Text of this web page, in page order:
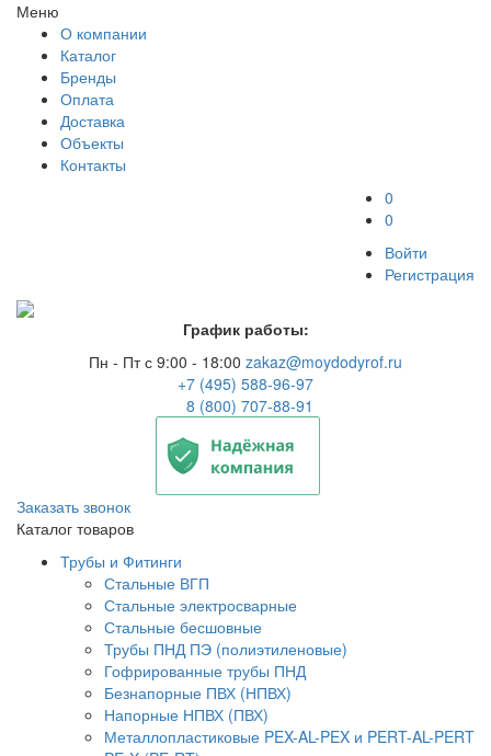
Меню
О компании
Каталог
Бренды
Оплата
Доставка
Объекты
Контакты
0
0
Войти
Регистрация
График работы:
Пн - Пт с 9:00 - 18:00 zakaz@moydodyrof.ru
+7 (495) 588-96-97
8 (800) 707-88-91
Заказать звонок
Каталог товаров
Трубы и Фитинги
Стальные ВГП
Стальные электросварные
Стальные бесшовные
Трубы ПНД ПЭ (полиэтиленовые)
Гофрированные трубы ПНД
Безнапорные ПВХ (НПВХ)
Напорные НПВХ (ПВХ)
Металлопластиковые PEX-AL-PEX и PERT-AL-PERT